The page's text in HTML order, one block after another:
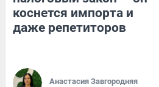
коснется импорта и
даже репетиторов
Анастасия Завгородняя